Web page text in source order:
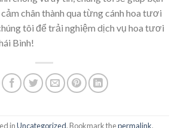
chân thành qua từng cánh hoa tươi
tôi để trải nghiệm dịch vụ hoa tươi
Bình!
inUncategorized. Bookmark thepermalink.